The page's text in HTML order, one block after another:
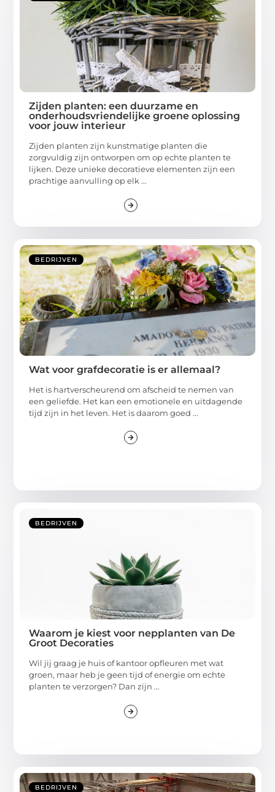
Zijden planten: een duurzame en
onderhoudsvriendelijke groene oplossing
voor jouw interieur
Zijden planten zijn kunstmatige planten die
zorgvuldig zijn ontworpen om op echte planten te
lijken. Deze unieke decoratieve elementen zijn een
prachtige aanvulling op elk ...
BEDRIJVEN
Wat voor grafdecoratie is er allemaal?
Het is hartverscheurend om afscheid te nemen van
een geliefde. Het kan een emotionele en uitdagende
tijd zijn in het leven. Het is daarom goed ...
BEDRIJVEN
Waarom je kiest voor nepplanten van De
Groot Decoraties
Wil jij graag je huis of kantoor opfleuren met wat
groen, maar heb je geen tijd of energie om echte
planten te verzorgen? Dan zijn ...
BEDRIJVEN